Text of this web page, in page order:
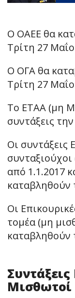
Ο ΟΑΕΕ θα
Τρίτη 27
Ο ΟΓΑ θα
Τρίτη 27
Το ΕΤΑΑ (μη
συντάξεις
Οι συντάξεις
από 1.1.2017
καταβληθούν
Οι
τομέα (μη
καταβληθούν
Συντάξεις
Μισθωτοί